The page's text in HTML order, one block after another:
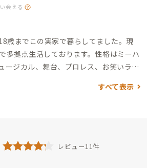
ンバーグが全国的に有名） その他
5分（ハワイアンテイストのリラクゼー
園：車20分（家守のいとこが経営する
験も可能）
会える
歳までこの実家で暮らしてました。 現
多拠点生活しております。 性格はミーハ
ージカル、舞台、プロレス、お笑いライ
サイクリングやジョギング、テ
ろと親切にしてもらったので、地元の仲
すべて表示
レビュー11件